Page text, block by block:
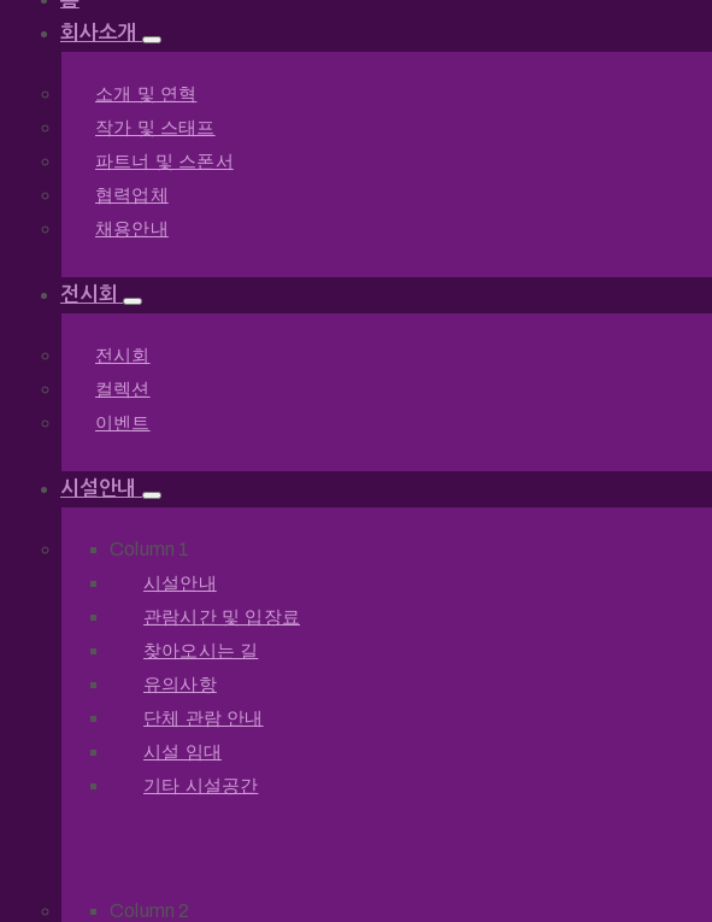
회사소개
소개 및 연혁
작가 및 스태프
파트너 및 스폰서
협력업체
채용안내
전시회
전시회
컬렉션
이벤트
시설안내
Column 1
시설안내
관람시간 및 입장료
찾아오시는 길
유의사항
단체 관람 안내
시설 임대
기타 시설공간
Column 2